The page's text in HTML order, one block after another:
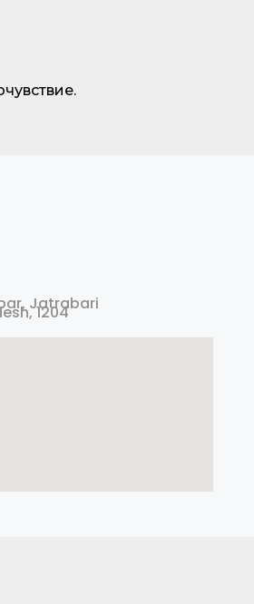
Jatrabari
1204